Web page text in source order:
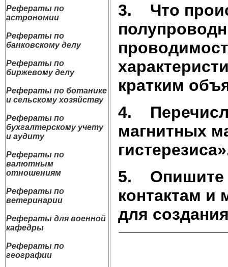
Рефераты по
астрономии
Рефераты по
банковскому делу
Рефераты по
биржевому делу
Рефераты по ботанике
и сельскому хозяйству
Рефераты по
бухгалтерскому учету
и аудиту
Рефераты по
валютным
отношениям
Рефераты по
ветеринарии
Рефераты для военной
кафедры
Рефераты по
географии
3. Что
кратким
4.
магнитных
5. Опишите
контактам и
для